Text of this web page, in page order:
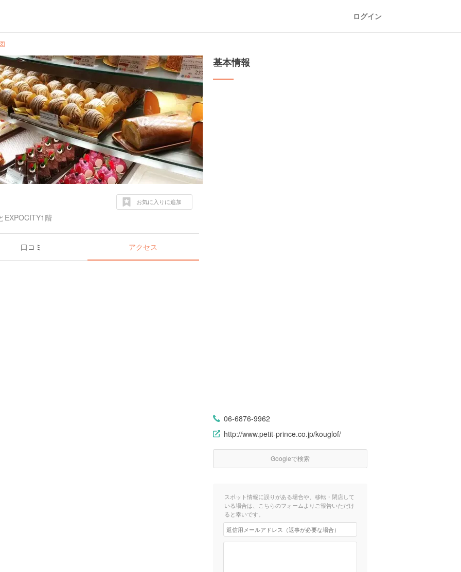
ログイン
EXPOCITY1階
お気に入りに追加
口コミ アクセス
基本情報
06-6876-9962
http://www.petit-prince.co.jp/kouglof/
Googleで検索
スポット情報に誤りがある場合や、移転・閉店して
いる場合は、こちらのフォームよりご報告いただけ
ると幸いです。